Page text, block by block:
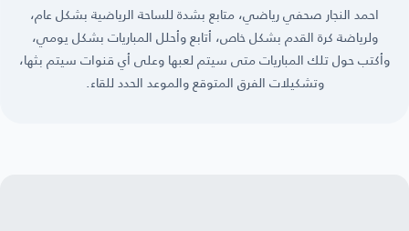
احمد النجار صحفي رياضي، متابع بشدة للساحة الرياضية بشكل عام،
ولرياضة كرة القدم بشكل خاص، أتابع وأحلل المباريات بشكل يومي،
وأكتب حول تلك المباريات متى سيتم لعبها وعلى أي قنوات سيتم بثها،
وتشكيلات الفرق المتوقع والموعد الحدد للقاء.